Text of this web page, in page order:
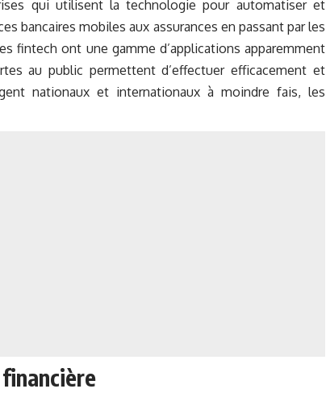
qui utilisent la technologie pour automatiser et
bancaires mobiles aux assurances en passant par les
fintech ont une gamme d’applications apparemment
au public permettent d’effectuer efficacement et
nationaux et internationaux à moindre fais, les